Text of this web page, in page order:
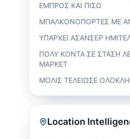
ΕΜΠΡΟΣ ΚΑΙ ΠΙΣΩ
ΜΠΑΛΚΟΝΟΠΟΡΤΕΣ ΜΕ
ΥΠΑΡΧΕΙ ΑΣΑΝΣΕΡ
ΠΟΛΥ ΚΟΝΤΑ ΣΕ ΣΤΑΣΗ
ΜΑΡΚΕΤ
ΜΟΛΙΣ ΤΕΛΕΙΩΣΕ
Location